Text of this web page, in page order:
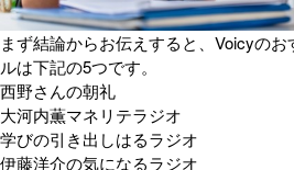
まず結論からお伝えすると、Voicyの
ルは下記の5つです。
西野さんの朝礼
大河内薫マネリテラジオ
学びの引き出しはるラジオ
伊藤洋介の気になるラジオ